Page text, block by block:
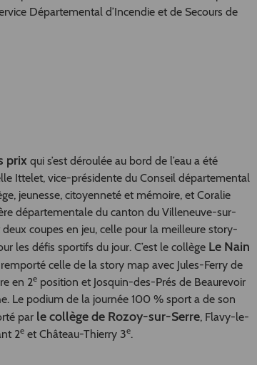
Départemental d’Incendie et de Secours de
prix qui s’est déroulée au bord de l’eau a été
Ittelet, vice-présidente du Conseil départemental
jeunesse, citoyenneté et mémoire, et Coralie
départementale du canton du Villeneuve-sur-
coupes en jeu, celle pour la meilleure story-
les défis sportifs du jour. C’est le collège Le Nain
celle de la story map avec Jules-Ferry de
en 2eposition et Josquin-des-Prés de Beaurevoir
Le podium de la journée 100 % sport a de son
par le collège de Rozoy-sur-Serre, Flavy-le-
2eet Château-Thierry 3e.